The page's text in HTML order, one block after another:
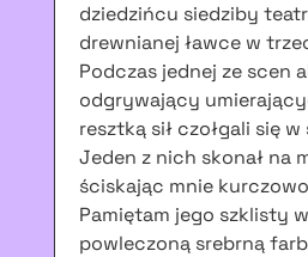
dziedzińcu siedziby
drewnianej ławce w
Podczas jednej ze scen
odgrywający
resztką sił czołgali się
Jeden z nich skonał na
ściskając mnie
Pamiętam jego szklisty
powleczoną srebrną